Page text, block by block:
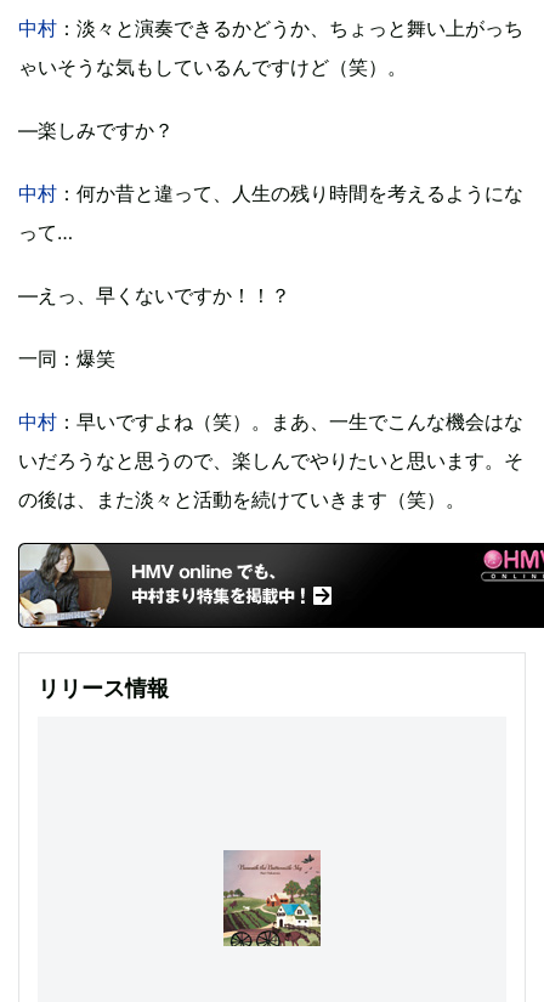
中村 ：淡々と演奏できるかどうか、ちょっと舞い上がっち
ゃいそうな気もしているんですけど（笑）。
―楽しみですか？
中村 ：何か昔と違って、人生の残り時間を考えるようにな
って…
―えっ、早くないですか！！？
一同 ：爆笑
中村 ：早いですよね（笑）。まあ、一生でこんな機会はな
いだろうなと思うので、楽しんでやりたいと思います。そ
の後は、また淡々と活動を続けていきます（笑）。
リリース情報